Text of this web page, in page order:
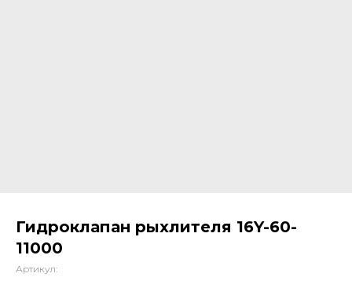
Гидроклапан рыхлителя 16Y-60-
11000
Артикул: